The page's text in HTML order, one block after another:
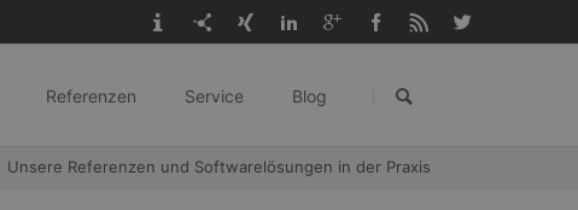
überspringen
Referenzen Service
gangl.de
Blog
Unsere Referenzen und Softwarelösungen in der Praxis